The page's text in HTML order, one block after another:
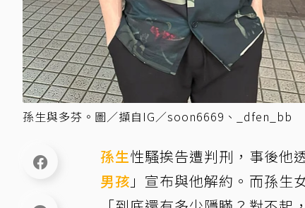
孫生與多芬。圖／擷自IG／soon6669、_dfen_bb
孫生性騷挨告遭判刑，事後他
男孩 」宣布與他解約。而孫生